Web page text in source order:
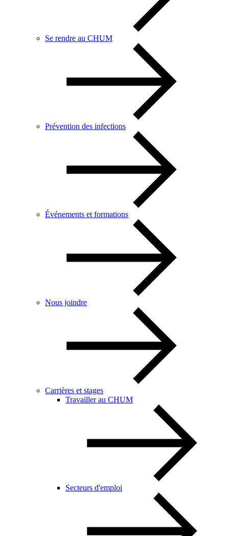
Se rendre au CHUM
Prévention des infections
Événements et formations
Nous joindre
Carrières et stages
Travailler au CHUM
Secteurs d'emploi